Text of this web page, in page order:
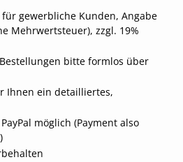
gewerbliche Kunden, Angabe
Mehrwertsteuer), zzgl. 19%
bitte formlos über
Ihnen ein detailliertes,
möglich (Payment also